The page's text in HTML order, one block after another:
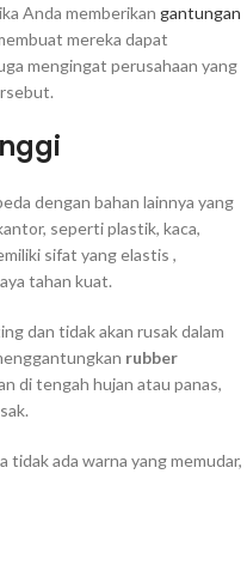
Anda memberikan gantungan
mereka dapat
mengingat perusahaan yang
dengan bahan lainnya yang
seperti plastik, kaca,
sifat yang elastis ,
tahan kuat.
dan tidak akan rusak dalam
rubber
di tengah hujan atau panas,
tidak ada warna yang memudar,